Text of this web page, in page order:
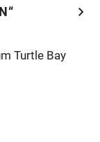
chevron_right